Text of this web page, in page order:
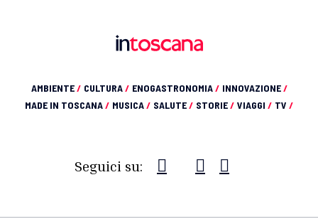
AMBIENTE/ CULTURA/ ENOGASTRONOMIA/ INNOVAZIONE/
MADE IN TOSCANA/ MUSICA/ SALUTE/ STORIE/ VIAGGI / TV /
Seguici su: